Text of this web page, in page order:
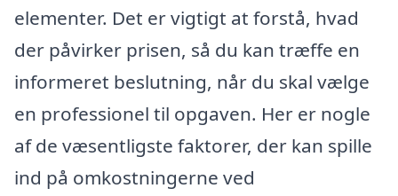
elementer. Det er vigtigt at forstå, hvad
der påvirker prisen, så du kan træffe en
informeret beslutning, når du skal vælge
en professionel til opgaven. Her er nogle
af de væsentligste faktorer, der kan spille
ind på omkostningerne ved